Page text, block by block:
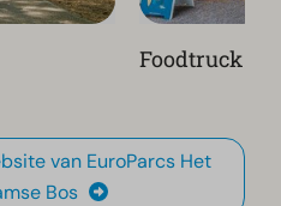
Foodtruck
van EuroParcs Het
Bos